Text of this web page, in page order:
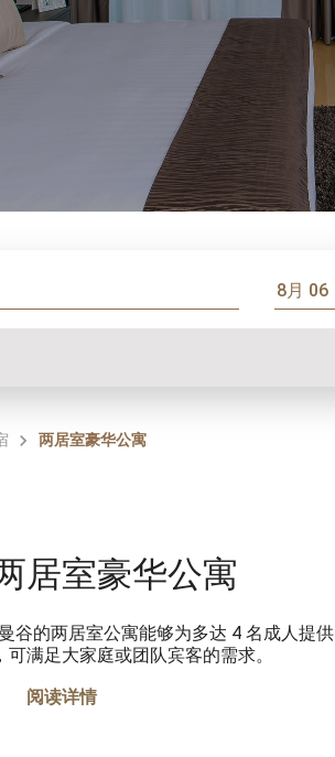
两居室豪华公寓
居室豪华公寓
谷的两居室公寓能够为多达 4 名成人提供
满足大家庭或团队宾客的需求。
阅读详情